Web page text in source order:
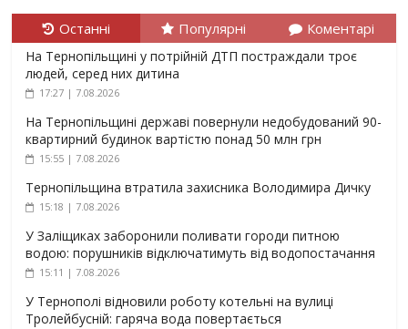
Останні Популярні Коментарі
На Тернопільщині у потрійній ДТП постраждали троє
людей, серед них дитина
17:27 | 7.08.2026
На Тернопільщині державі повернули недобудований 90-
квартирний будинок вартістю понад 50 млн грн
15:55 | 7.08.2026
Тернопільщина втратила захисника Володимира Дичку
15:18 | 7.08.2026
У Заліщиках заборонили поливати городи питною
водою: порушників відключатимуть від водопостачання
15:11 | 7.08.2026
У Тернополі відновили роботу котельні на вулиці
Тролейбусній: гаряча вода повертається